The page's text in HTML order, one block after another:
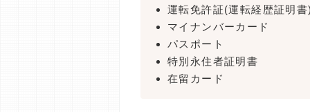
運転免許証(運転経歴証明
マイナンバーカード
パスポート
特別永住者証明書
在留カード